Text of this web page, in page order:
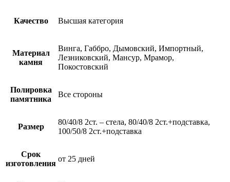
Качество Высшая категория
Материал
камня
Винга, Габбро, Дымовский, Импортный,
Лезниковский, Мансур, Мрамор,
Покостовский
Полировка
памятника
Все стороны
Размер
80/40/8 2ст. – стела, 80/40/8 2ст.+подставка,
100/50/8 2ст.+подставка
Срок
изготовления
от 25 дней